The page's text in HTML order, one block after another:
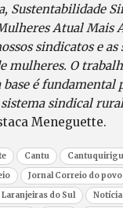
Sustentabilidade
Atual Mais
sindicatos e as
mulheres. O
base é fundamental
sindical
Meneguette.
Cantu
Jornal Correio do povo
Laranjeiras do Sul